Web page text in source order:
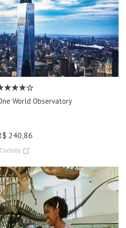
World Observatory
240,86
Civitatis